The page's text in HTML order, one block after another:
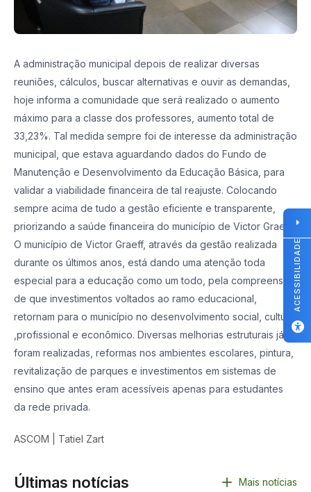
A administração municipal depois de realizar diversas
reuniões, cálculos, buscar alternativas e ouvir as demandas,
hoje informa a comunidade que será realizado o aumento
máximo para a classe dos professores, aumento total de
33,23%. Tal medida sempre foi de interesse da administração
municipal, que estava aguardando dados do Fundo de
Manutenção e Desenvolvimento da Educação Básica, para
validar a viabilidade financeira de tal reajuste. Colocando
sempre acima de tudo a gestão eficiente e transparente,
priorizando a saúde financeira do município de Victor Graeff
O município de Victor Graeff, através da gestão realizada
durante os últimos anos, está dando uma atenção toda
especial para a educação como um todo, pela compreensão
de que investimentos voltados ao ramo educacional,
retornam para o município no desenvolvimento social, cultural
,profissional e econômico. Diversas melhorias estruturais já
foram realizadas, reformas nos ambientes escolares, pintura,
revitalização de parques e investimentos em sistemas de
ensino que antes eram acessíveis apenas para estudantes
da rede privada.
ASCOM | Tatiel Zart
Últimas notícias Mais notícias
ACESSIBILIDADE